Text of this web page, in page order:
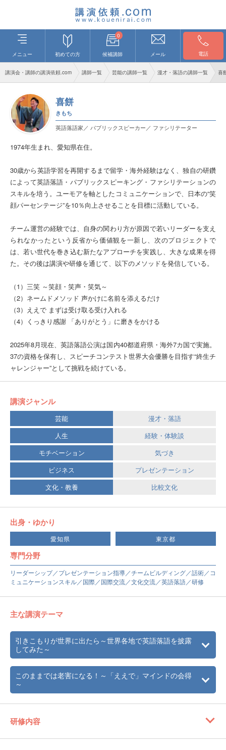
メニュー 初めての方
0
候補講師 メール 電話
講演会・講師の講演依頼.com 講師一覧 芸能の講師一覧 漫才・落語の講師一覧 喜
喜餅
きもち
英語落語家／ パブリックスピーカー／ ファシリテーター
1974年生まれ、愛知県在住。
30歳から英語学習を再開するまで留学・海外経験はなく、独自の研鑽
によって英語落語・パブリックスピーキング・ファシリテーションの
スキルを培う。ユーモアを軸としたコミュニケーションで、日本の“笑
顔パーセンテージ”を10％向上させることを目標に活動している。
チーム運営の経験では、自身の関わり方が原因で若いリーダーを支え
られなかったという反省から価値観を一新し、次のプロジェクトで
は、若い世代を巻き込む新たなアプローチを実践し、大きな成果を得
た。その後は講演や研修を通じて、以下のメソッドを発信している。
（1）三笑 ～笑顔・笑声・笑気～
（2）ネームドメソッド 声かけに名前を添えるだけ
（3）ええで まずは受け取る受け入れる
（4）くっきり感謝 「ありがとう」に磨きをかける
2025年8月現在、英語落語公演は国内40都道府県・海外7カ国で実施。
37の資格を保有し、スピーチコンテスト世界大会優勝を目指す“終生チ
ャレンジャー”として挑戦を続けている。
講演ジャンル
芸能
漫才・落語
人生
経験・体験談
モチベーション
気づき
ビジネス
プレゼンテーション
文化・教養
比較文化
出身・ゆかり
愛知県 東京都
専門分野
リーダーシップ／プレゼンテーション指導／チームビルディング／話術／コ
ミュニケーションスキル／国際／国際交流／文化交流／英語落語／研修
主な講演テーマ
引きこもりが世界に出たら～世界各地で英語落語を披露
してみた～
このままでは老害になる！～「ええで」マインドの会得
～
研修内容